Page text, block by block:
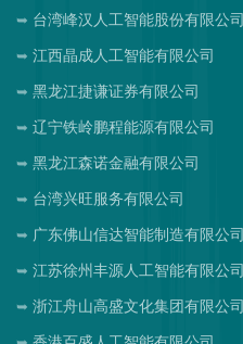
台湾峰汉人工智能股份有限公司
江西晶成人工智能有限公司
黑龙江捷谦证券有限公司
辽宁铁岭鹏程能源有限公司
黑龙江森诺金融有限公司
台湾兴旺服务有限公司
广东佛山信达智能制造有限公司
江苏徐州丰源人工智能有限公司
浙江舟山高盛文化集团有限公司